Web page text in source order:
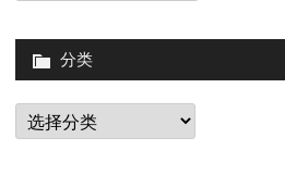
分类
分
类